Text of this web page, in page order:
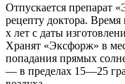
Отпускается препарат
рецепту доктора.
х лет с даты
Хранят «Эксфорж» в
попадания прямых
— в пределах 15—25